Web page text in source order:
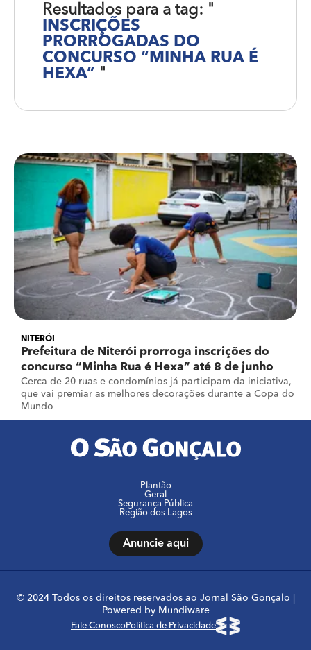
Resultados para a tag: "
INSCRIÇÕES
PRORROGADAS DO
CONCURSO “MINHA RUA É
HEXA” "
NITERÓI
Prefeitura de Niterói prorroga inscrições do
concurso “Minha Rua é Hexa” até 8 de junho
Cerca de 20 ruas e condomínios já participam da iniciativa,
que vai premiar as melhores decorações durante a Copa do
Mundo
Plantão
Geral
Segurança Pública
Região dos Lagos
Anuncie aqui
© 2024 Todos os direitos reservados ao Jornal São Gonçalo |
Powered by Mundiware
Fale ConoscoPolítica de Privacidade